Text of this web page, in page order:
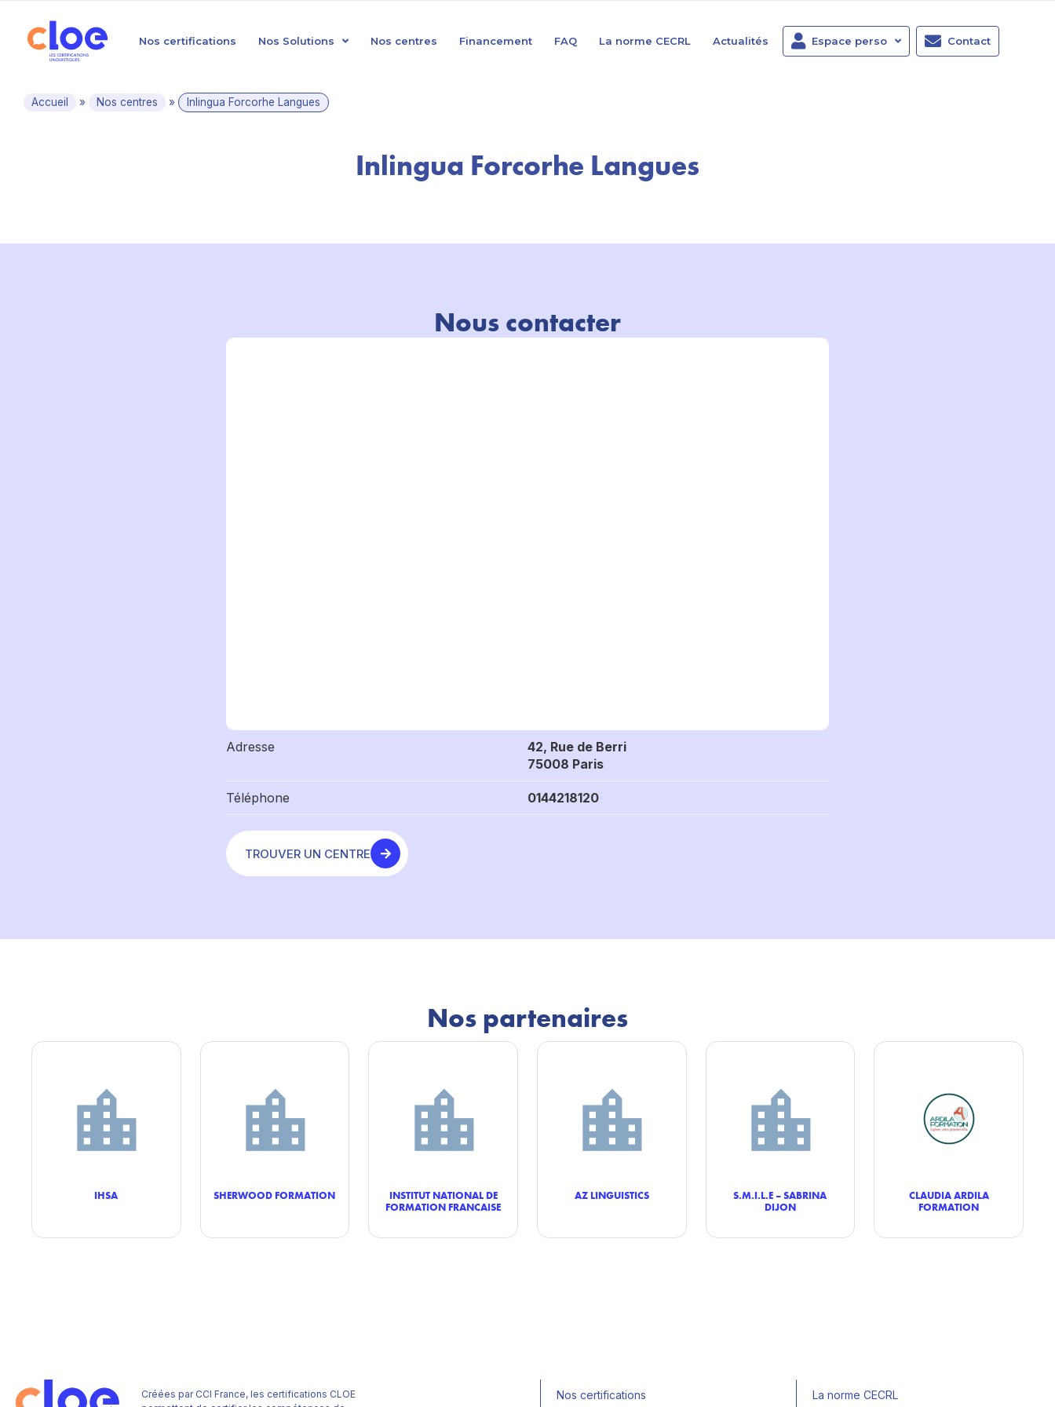
Nos certifications Nos Solutions Nos centres Financement FAQ La norme CECRL Actualités Espace perso Contact
Accueil » Nos centres » Inlingua Forcorhe Langues
Inlingua Forcorhe Langues
Nous contacter
Adresse
42, Rue de Berri
75008 Paris
Téléphone 0144218120
TROUVER UN CENTRE
Nos partenaires
IHSA SHERWOOD FORMATION
INSTITUT NATIONAL DE
FORMATION FRANCAISE
AZ LINGUISTICS
S.M.I.L.E – SABRINA
DIJON
CLAUDIA ARDILA
FORMATION
Créées par CCI France, les certifications CLOE
Nos certifications La norme CECRL